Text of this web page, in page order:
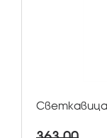
Светкавица